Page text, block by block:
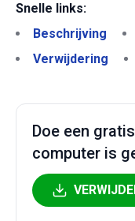
Snelle links:
Beschrijving
Verwijdering
Doe een
computer is